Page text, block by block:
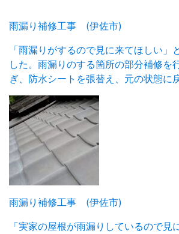
雨漏り補修工事 (伊佐市)
「雨漏りがするので見に来てほしい」
した。雨漏りのする箇所の部分補修を
ぎ、防水シートを張替え、元の状態に
雨漏り補修工事 (伊佐市)
「実家の屋根が雨漏りしているので見